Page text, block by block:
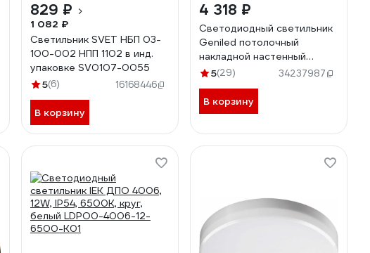
829 ₽
1 082 ₽
Светильник SVET НБП 03-
100-002 НПП 1102 в инд.
упаковке SV0107-0055
5(6) 16168446
В корзину
4 318 ₽
Cветодиодный светильник
Geniled потолочный
накладной настенный
Orbita c датчиком
08970_smart
5(29) 34237987
В корзину